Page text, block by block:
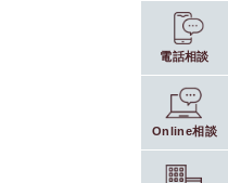
電話相談
Online相談